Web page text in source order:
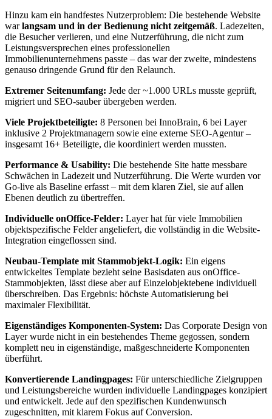
Hinzu kam ein handfestes Nutzerproblem: Die bestehende Website
warlangsam und in der Bedienung nicht zeitgemäß. Ladezeiten,
die Besucher verlieren, und eine Nutzerführung, die nicht zum
Leistungsversprechen eines professionellen
Immobilienunternehmens passte – das war der zweite, mindestens
genauso dringende Grund für den Relaunch.
Extremer Seitenumfang: Jede der ~1.000 URLs musste geprüft,
migriert und SEO-sauber übergeben werden.
Viele Projektbeteiligte: 8 Personen bei InnoBrain, 6 bei Layer
inklusive 2 Projektmanagern sowie eine externe SEO-Agentur –
insgesamt 16+ Beteiligte, die koordiniert werden mussten.
Performance & Usability: Die bestehende Site hatte messbare
Schwächen in Ladezeit und Nutzerführung. Die Werte wurden vor
Go-live als Baseline erfasst – mit dem klaren Ziel, sie auf allen
Ebenen deutlich zu übertreffen.
Individuelle onOffice-Felder: Layer hat für viele Immobilien
objektspezifische Felder angeliefert, die vollständig in die Website-
Integration eingeflossen sind.
Neubau-Template mit Stammobjekt-Logik: Ein eigens
entwickeltes Template bezieht seine Basisdaten aus onOffice-
Stammobjekten, lässt diese aber auf Einzelobjektebene individuell
überschreiben. Das Ergebnis: höchste Automatisierung bei
maximaler Flexibilität.
Eigenständiges Komponenten-System: Das Corporate Design von
Layer wurde nicht in ein bestehendes Theme gegossen, sondern
komplett neu in eigenständige, maßgeschneiderte Komponenten
überführt.
Konvertierende Landingpages: Für unterschiedliche Zielgruppen
und Leistungsbereiche wurden individuelle Landingpages konzipiert
und entwickelt. Jede auf den spezifischen Kundenwunsch
zugeschnitten, mit klarem Fokus auf Conversion.